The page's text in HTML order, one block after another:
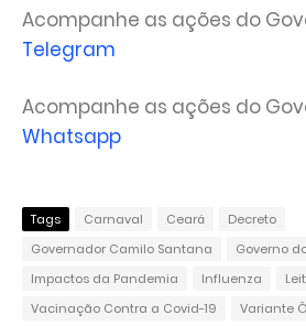
Acompanhe as ações do
Telegram
Acompanhe as ações do
Whatsapp
Tags Carnaval Ceará
Decreto
Governador Camilo Santana
Governo
Impactos da Pandemia
Influenza
Vacinação Contra a Covid-19
Variante